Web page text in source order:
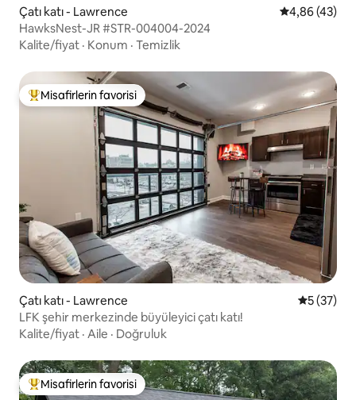
Çatı katı - Lawrence 5 üzerinden
4,86 (43)
HawksNest-JR #STR-004004-2024
Kalite/fiyat · Konum · Temizlik
Misafirlerin favorilerinden en beğenilenler arasında
Misafirlerin favorisi
Çatı katı - Lawrence 55 (37)
LFK şehir merkezinde büyüleyici çatı katı!
Kalite/fiyat · Aile · Doğruluk
Misafirlerin favorilerinden en beğenilenler arasında
Misafirlerin favorisi